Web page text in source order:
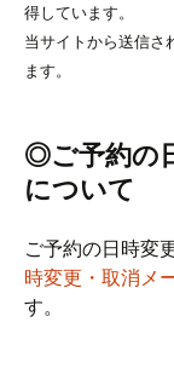
得しています。
当サイトから送信さ
ます。
◎ご予約の
について
ご予約の日時変
時変更・取消メ
す。